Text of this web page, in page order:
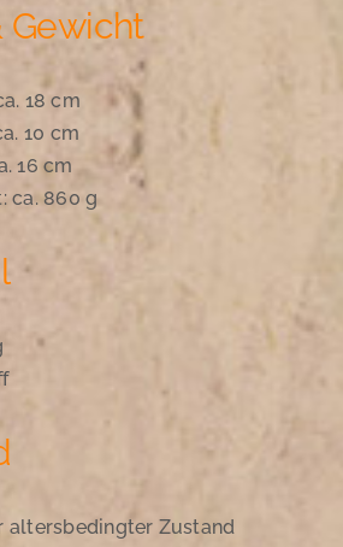
Gewicht
18 cm
10 cm
16 cm
ca. 860 g
altersbedingter Zustand